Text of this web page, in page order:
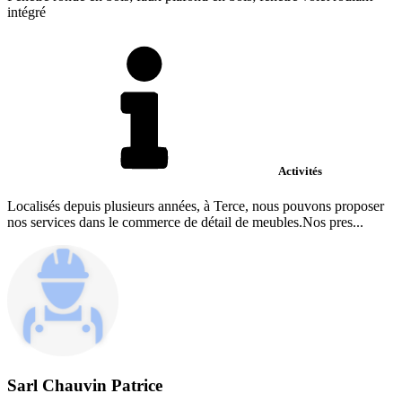
intégré
Activités
Localisés depuis plusieurs années, à Terce, nous pouvons proposer
nos services dans le commerce de détail de meubles.Nos pres...
Sarl Chauvin Patrice